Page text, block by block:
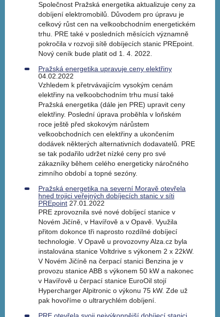
Společnost Pražská energetika aktualizuje ceny za
dobíjení elektromobilů. Důvodem pro úpravu je
celkový růst cen na velkoobchodním energetickém
trhu. PRE také v posledních měsících významně
pokročila v rozvoji sítě dobíjecích stanic PREpoint.
Nový ceník bude platit od 1. 4. 2022.
Pražská energetika upravuje ceny elektřiny
04.02.2022
Vzhledem k přetrvávajícím vysokým cenám
elektřiny na velkoobchodním trhu musí také
Pražská energetika (dále jen PRE) upravit ceny
elektřiny. Poslední úprava proběhla v loňském
roce ještě před skokovým nárůstem
velkoobchodních cen elektřiny a ukončením
dodávek některých alternativních dodavatelů. PRE
se tak podařilo udržet nízké ceny pro své
zákazníky během celého energeticky náročného
zimního období a topné sezóny.
Pražská energetika na severní Moravě otevřela
hned trojici veřejných dobíjecích stanic v síti
PREpoint 27.01.2022
PRE zprovoznila své nové dobíjecí stanice v
Novém Jičíně, v Havířově a v Opavě. Využila
přitom dokonce tři naprosto rozdílné dobíjecí
technologie. V Opavě u provozovny Alza.cz byla
instalována stanice Voltdrive s výkonem 2 x 22kW.
V Novém Jičíně na čerpací stanici Benzina je v
provozu stanice ABB s výkonem 50 kW a nakonec
v Havířově u čerpací stanice EuroOil stojí
Hypercharger Alpitronic o výkonu 75 kW. Zde už
pak hovoříme o ultrarychlém dobíjení.